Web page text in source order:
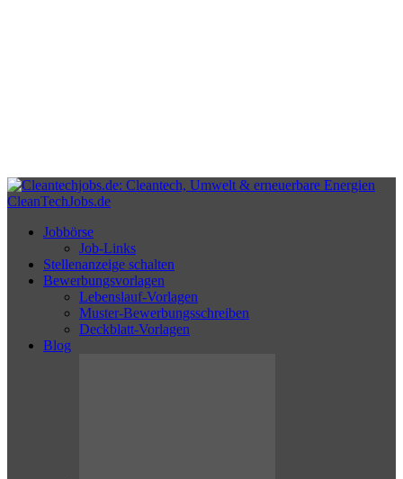
CleanTechJobs.de
Jobbörse
Job-Links
Stellenanzeige schalten
Bewerbungsvorlagen
Lebenslauf-Vorlagen
Muster-Bewerbungsschreiben
Deckblatt-Vorlagen
Blog